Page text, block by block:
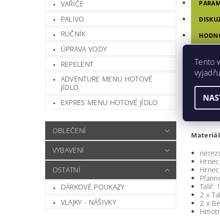
VAŘIČE
PALIVO
RUČNÍK
ÚPRAVA VODY
REPELENT
ADVENTURE MENU HOTOVÉ
JÍDLO
EXPRES MENU HOTOVÉ JÍDLO
OBLEČENÍ
VYBAVENÍ
OSTATNÍ
DÁRKOVÉ POUKAZY
VLAJKY - NÁŠIVKY
-
-
-
-
Talíř:
2 x
2 x
Tento